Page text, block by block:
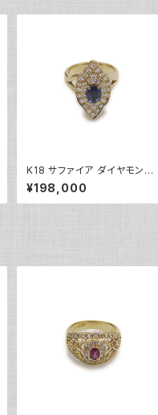
K18 サファイア ダイヤモンド
デザインリング 18金 指輪 12
号 Y05246
¥198,000